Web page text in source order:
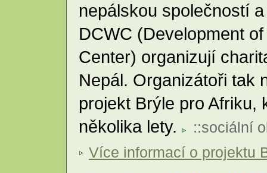
nepálskou společností
DCWC (Development
Center) organizují
Nepál. Organizátoři tak
projekt Brýle pro Afriku,
několika lety.
::sociální
Více informací o projektu